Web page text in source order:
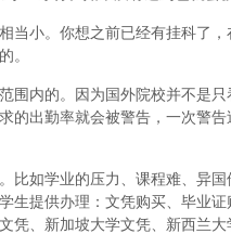
当小。你想之前已经有挂科了
。
围内的。因为国外院校并不是
的出勤率就会被警告，一次警
比如学业的压力、课程难、异
生提供办理：文凭购买、毕业
凭、新加坡大学文凭、新西兰